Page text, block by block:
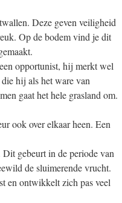
Deze geven veiligheid
Op de bodem vind je dit
opportunist, hij merkt wel
hij als het ware van
gaat het hele grasland om.
ook over elkaar heen. Een
gebeurt in de periode van
de sluimerende vrucht.
en ontwikkelt zich pas veel